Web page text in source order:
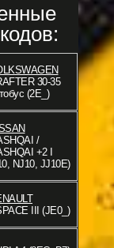
30-35
(2E_)
/
+2 I
NJ10, JJ10E)
III (JE0_)